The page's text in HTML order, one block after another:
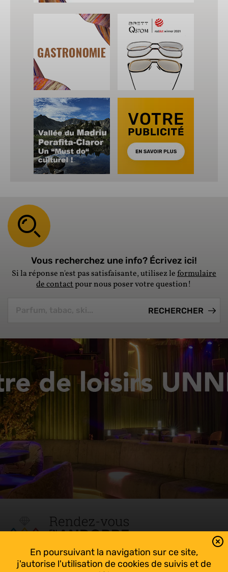
En poursuivant la navigation sur ce site,
j'autorise l'utilisation de cookies de suivis et de
Vous recherchez une info? Écrivez ici!
Si la réponse n'est pas satisfaisante, utilisez leformulaire
de contactpour nous poser votre question!
Tout suivre sur l’Andorre!